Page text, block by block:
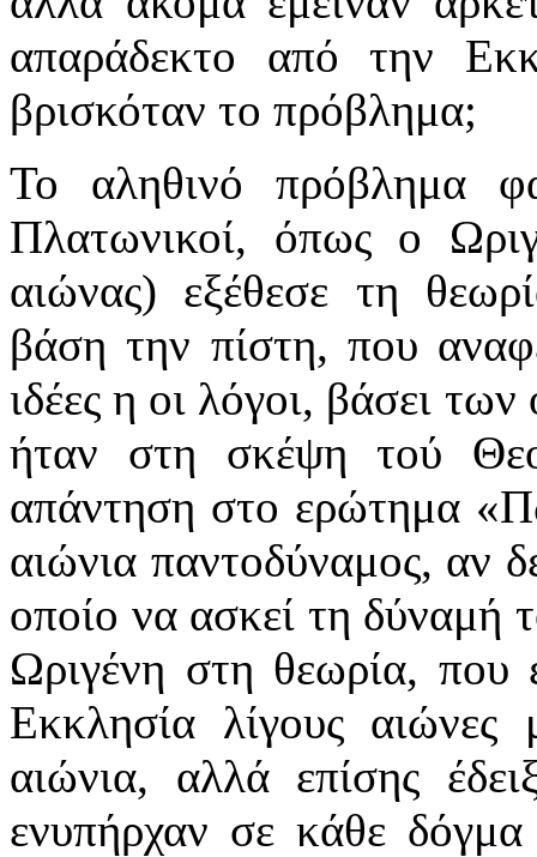
απαράδεκτο από την
βρισκόταν το πρόβλημα;
Το αληθινό πρόβλημα
Πλατωνικοί, όπως ο
αιώνας) εξέθεσε τη
βάση την πίστη, που
ιδέες η οι λόγοι, βάσει
ήταν στη σκέψη τού
απάντηση στο ερώτημα
αιώνια παντοδύναμος, αν
οποίο να ασκεί τη δύναμή
Ωριγένη στη θεωρία, που
Εκκλησία λίγους
αιώνια, αλλά επίσης
ενυπήρχαν σε κάθε δόγμα